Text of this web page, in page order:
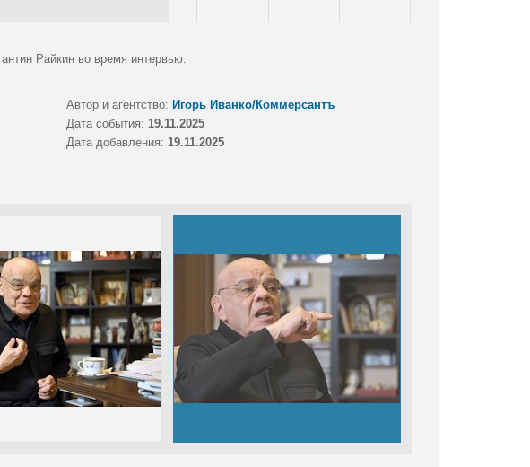
Райкин во время интервью.
Автор и агентство: Игорь Иванко/Коммерсантъ
Дата события: 19.11.2025
Дата добавления: 19.11.2025